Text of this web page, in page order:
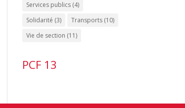
Services publics (4)
Solidarité (3) Transports (10)
Vie de section (11)
PCF 13